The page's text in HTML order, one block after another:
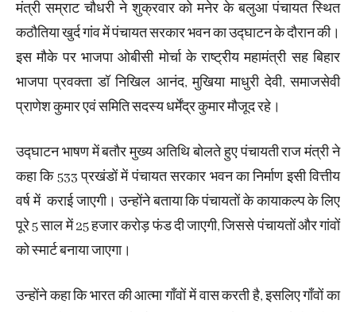
मंत्री सम्राट चौधरी ने शुक्रवार को मनेर के बलुआ पंचायत स्थित
कठौतिया खुर्द गांव में पंचायत सरकार भवन का उद्घाटन के दौरान की।
इस मौके पर भाजपा ओबीसी मोर्चा के राष्ट्रीय महामंत्री सह बिहार
भाजपा प्रवक्ता डॉ निखिल आनंद, मुखिया माधुरी देवी, समाजसेवी
प्राणेश कुमार एवं समिति सदस्य धर्मेंद्र कुमार मौजूद रहे।
उद्घाटन भाषण में बतौर मुख्य अतिथि बोलते हुए पंचायती राज मंत्री ने
कहा कि 533 प्रखंडों में पंचायत सरकार भवन का निर्माण इसी वित्तीय
वर्ष में कराई जाएगी। उन्होंने बताया कि पंचायतों के कायाकल्प के लिए
पूरे 5 साल में 25 हजार करोड़ फंड दी जाएगी, जिससे पंचायतों और गांवों
को स्मार्ट बनाया जाएगा।
उन्होंने कहा कि भारत की आत्मा गाँवों में वास करती है, इसलिए गाँवों का